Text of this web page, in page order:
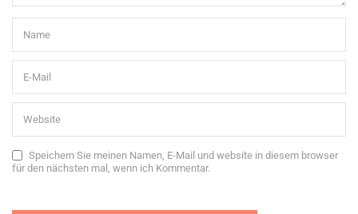
Speichern Sie meinen Namen, E-Mail und website in diesem browser
für den nächsten mal, wenn ich Kommentar.